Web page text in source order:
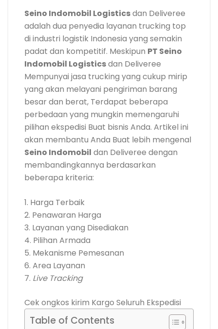
Seino Indomobil Logisticsdan Deliveree
adalah dua penyedia layanan trucking top
di industri logistik Indonesia yang semakin
padat dan kompetitif. Meskipun PT Seino
Indomobil Logisticsdan Deliveree
Mempunyai jasa trucking yang cukup mirip
yang akan melayani pengiriman barang
besar dan berat, Terdapat beberapa
perbedaan yang mungkin memengaruhi
pilihan ekspedisi Buat bisnis Anda. Artikel ini
akan membantu Anda Buat lebih mengenal
Seino Indomobil dan Deliveree dengan
membandingkannya berdasarkan
beberapa kriteria:
1. Harga Terbaik
2. Penawaran Harga
3. Layanan yang Disediakan
4. Pilihan Armada
5. Mekanisme Pemesanan
6. Area Layanan
7. Live Tracking
Cek ongkos kirim Kargo Seluruh Ekspedisi
Table of Contents